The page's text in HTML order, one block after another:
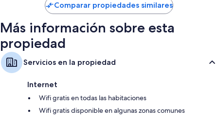
Comparar propiedades similares
Más información sobre esta
propiedad
Servicios en la propiedad
Internet
Wifi gratis en todas las habitaciones
Wifi gratis disponible en algunas zonas comunes